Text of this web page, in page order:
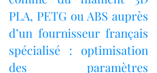
PLA, PETG ou ABS auprès
d’un fournisseur français
spécialisé : optimisation
des paramètres